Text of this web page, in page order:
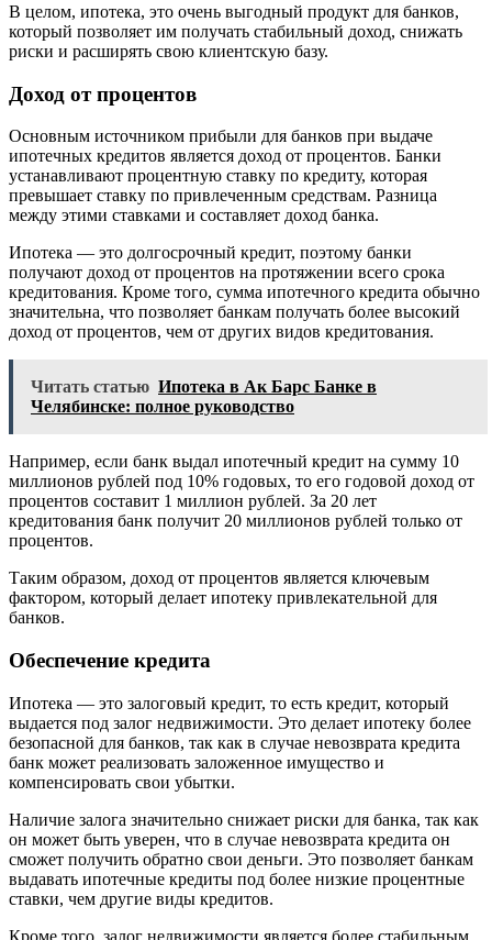
В целом, ипотека, это очень выгодный продукт для банков,
который позволяет им получать стабильный доход, снижать
риски и расширять свою клиентскую базу.
Доход от процентов
Основным источником прибыли для банков при выдаче
ипотечных кредитов является доход от процентов. Банки
устанавливают процентную ставку по кредиту, которая
превышает ставку по привлеченным средствам. Разница
между этими ставками и составляет доход банка.
Ипотека — это долгосрочный кредит, поэтому банки
получают доход от процентов на протяжении всего срока
кредитования. Кроме того, сумма ипотечного кредита обычно
значительна, что позволяет банкам получать более высокий
доход от процентов, чем от других видов кредитования.
Читать статью Ипотека в Ак Барс Банке в
Челябинске: полное руководство
Например, если банк выдал ипотечный кредит на сумму 10
миллионов рублей под 10% годовых, то его годовой доход от
процентов составит 1 миллион рублей. За 20 лет
кредитования банк получит 20 миллионов рублей только от
процентов.
Таким образом, доход от процентов является ключевым
фактором, который делает ипотеку привлекательной для
банков.
Обеспечение кредита
Ипотека — это залоговый кредит, то есть кредит, который
выдается под залог недвижимости. Это делает ипотеку более
безопасной для банков, так как в случае невозврата кредита
банк может реализовать заложенное имущество и
компенсировать свои убытки.
Наличие залога значительно снижает риски для банка, так как
он может быть уверен, что в случае невозврата кредита он
сможет получить обратно свои деньги. Это позволяет банкам
выдавать ипотечные кредиты под более низкие процентные
ставки, чем другие виды кредитов.
Кроме того, залог недвижимости является более стабильным